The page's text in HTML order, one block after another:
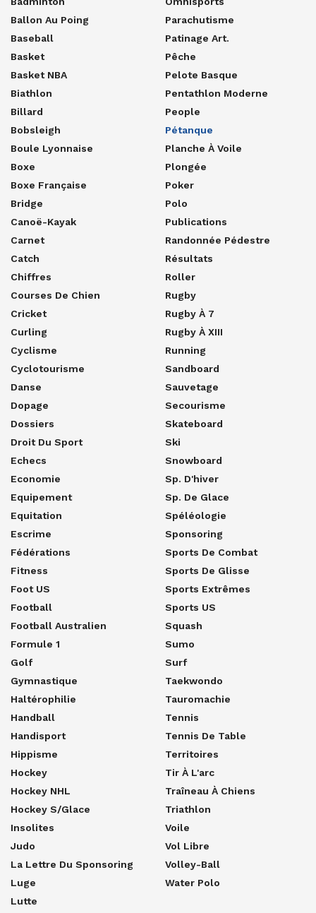
Ballon Au Poing
Baseball
Basket
Basket NBA
Biathlon
Billard
Bobsleigh
Boule Lyonnaise
Boxe
Boxe Française
Bridge
Canoë-Kayak
Carnet
Catch
Chiffres
Courses De Chien
Cricket
Curling
Cyclisme
Cyclotourisme
Danse
Dopage
Dossiers
Droit Du Sport
Echecs
Economie
Equipement
Equitation
Escrime
Fédérations
Fitness
Foot US
Football
Football Australien
Formule 1
Golf
Gymnastique
Haltérophilie
Handball
Handisport
Hippisme
Hockey
Hockey NHL
Hockey S/glace
Insolites
Judo
La Lettre Du Sponsoring
Luge
Lutte
Parachutisme
Patinage Art.
Pêche
Pelote Basque
Pentathlon Moderne
People
Pétanque
Planche À Voile
Plongée
Poker
Polo
Publications
Randonnée Pédestre
Résultats
Roller
Rugby
Rugby À 7
Rugby À XIII
Running
Sandboard
Sauvetage
Secourisme
Skateboard
Ski
Snowboard
Sp. D'hiver
Sp. De Glace
Spéléologie
Sponsoring
Sports De Combat
Sports De Glisse
Sports Extrêmes
Sports US
Squash
Sumo
Surf
Taekwondo
Tauromachie
Tennis
Tennis De Table
Territoires
Tir À L'arc
Traîneau À Chiens
Triathlon
Voile
Vol Libre
Volley-Ball
Water Polo